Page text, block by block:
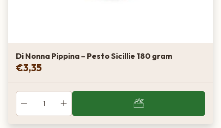
Di Nonna Pippina – Pesto Sicillie 180 gram
€3,35